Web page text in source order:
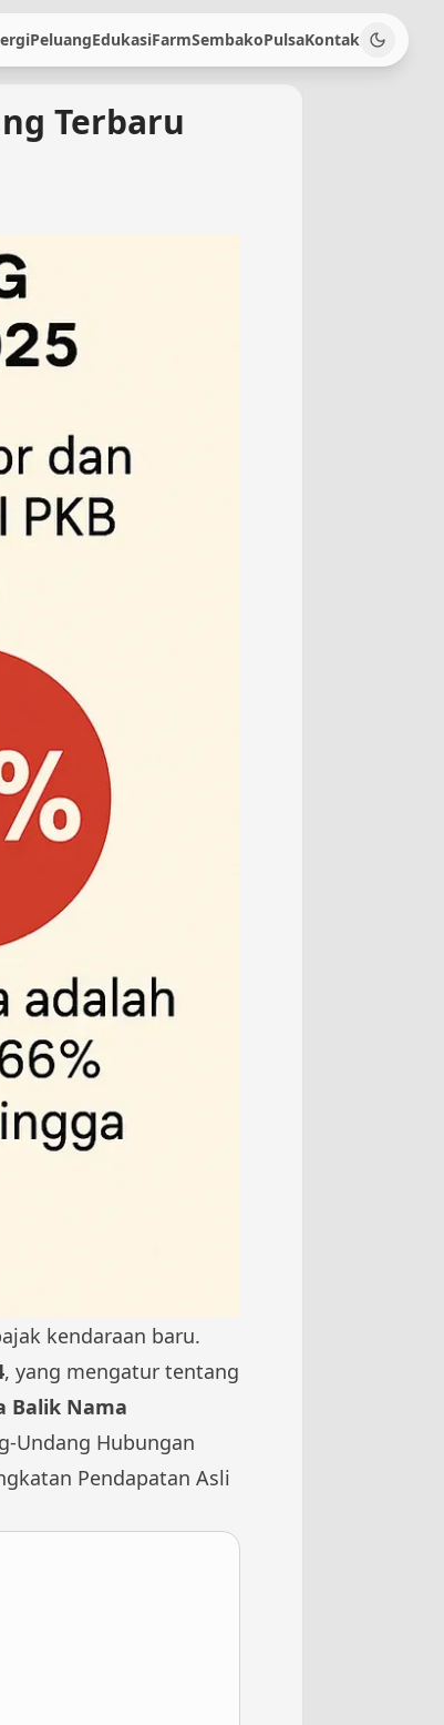
PeluangEdukasiFarmSembakoPulsaKontak
Terbaru
kendaraan baru.
, yang mengatur tentang
Balik Nama
Undang Hubungan
Pendapatan Asli